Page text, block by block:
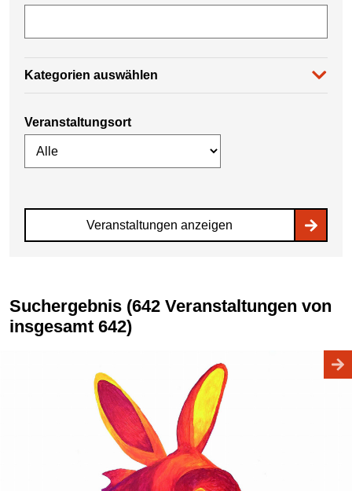
Kategorien auswählen
Veranstaltungsort
Veranstaltungen anzeigen
Suchergebnis (642 Veranstaltungen von
insgesamt 642)